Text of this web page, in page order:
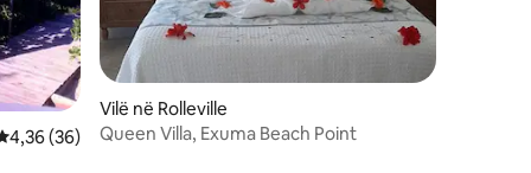
mesatar 4,36 nga 5, 36 vlerësime
4,36 (36)
Vilë në Rolleville
Queen Villa, Exuma Beach Point